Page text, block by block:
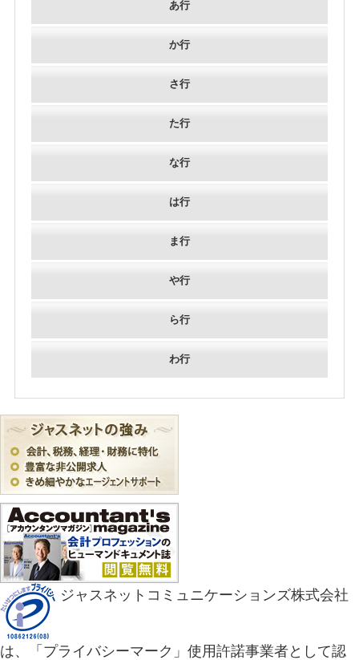
あ行
か行
さ行
た行
な行
は行
ま行
や行
ら行
わ行
ジャスネットコミュニケーションズ株式会社
は、「プライバシーマーク」使用許諾事業者として認